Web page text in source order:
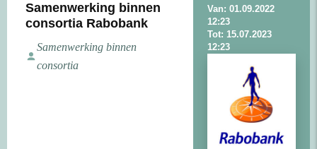
Samenwerking binnen
consortia Rabobank
Samenwerking binnen
consortia
Van: 01.09.2022
12:23
Tot: 15.07.2023
12:23